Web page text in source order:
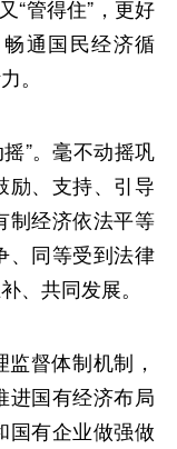
“管得住”，更好
通国民经济循
。
”。毫不动摇巩
励、支持、引导
制经济依法平等
、同等受到法律
、共同发展。
督体制机制，
进国有经济布局
国有企业做强做